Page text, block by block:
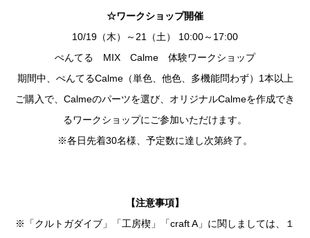
☆ワークショップ開催
10/19（木）～21（土） 10:00～17:00
ぺんてる MIX Calme 体験ワークショップ
期間中、ぺんてるCalme（単色、他色、多機能問わず）1本以上
ご購入で、Calmeのパーツを選び、オリジナルCalmeを作成でき
るワークショップにご参加いただけます。
※各日先着30名様、予定数に達し次第終了。
【注意事項】
※「クルトガダイブ」「工房楔」「craft A」に関しましては、１